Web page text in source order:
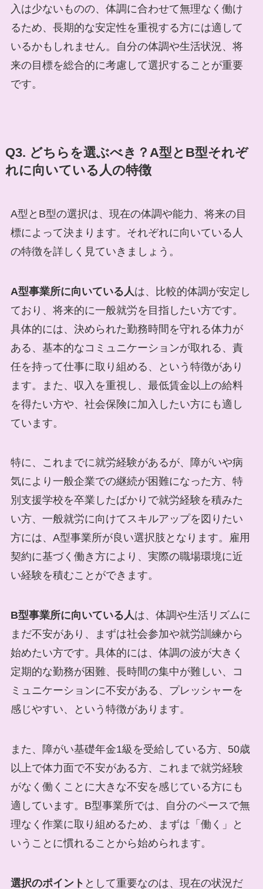
入は少ないものの、体調に合わせて無理なく働け
るため、長期的な安定性を重視する方には適して
いるかもしれません。自分の体調や生活状況、将
来の目標を総合的に考慮して選択することが重要
です。
Q3. どちらを選ぶべき？A型とB型それぞ
れに向いている人の特徴
A型とB型の選択は、現在の体調や能力、将来の目
標によって決まります。それぞれに向いている人
の特徴を詳しく見ていきましょう。
A型事業所に向いている人 は、比較的体調が安定し
ており、将来的に一般就労を目指したい方です。
具体的には、決められた勤務時間を守れる体力が
ある、基本的なコミュニケーションが取れる、責
任を持って仕事に取り組める、という特徴があり
ます。また、収入を重視し、最低賃金以上の給料
を得たい方や、社会保険に加入したい方にも適し
ています。
特に、これまでに就労経験があるが、障がいや病
気により一般企業での継続が困難になった方、特
別支援学校を卒業したばかりで就労経験を積みた
い方、一般就労に向けてスキルアップを図りたい
方には、A型事業所が良い選択肢となります。雇用
契約に基づく働き方により、実際の職場環境に近
い経験を積むことができます。
B型事業所に向いている人は、体調や生活リズムに
まだ不安があり、まずは社会参加や就労訓練から
始めたい方です。具体的には、体調の波が大きく
定期的な勤務が困難、長時間の集中が難しい、コ
ミュニケーションに不安がある、プレッシャーを
感じやすい、という特徴があります。
また、障がい基礎年金1級を受給している方、50歳
以上で体力面で不安がある方、これまで就労経験
がなく働くことに大きな不安を感じている方にも
適しています。B型事業所では、自分のペースで無
理なく作業に取り組めるため、まずは「働く」と
いうことに慣れることから始められます。
選択のポイント として重要なのは、現在の状況だ